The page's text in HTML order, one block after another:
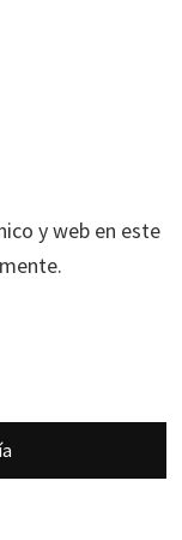
y web en este